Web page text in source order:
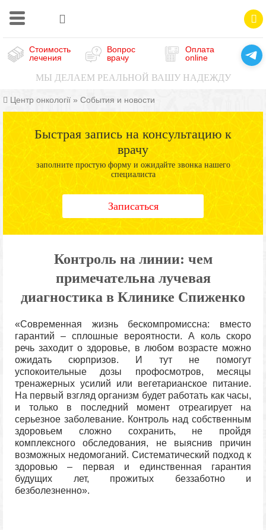
Стоимость
лечения
Вопрос
врачу
Оплата
online
МЫ ДЕЛАЕМ РЕАЛЬНОЙ ВАШУ НАДЕЖДУ
Центр онкології » События и новости
Быстрая запись на консультацию к
врачу
заполните простую форму и ожидайте звонка нашего
специалиста
Записаться
Контроль на линии: чем
примечательна лучевая
диагностика в Клинике Спиженко
«Современная жизнь бескомпромиссна: вместо
гарантий – сплошные вероятности. А коль скоро
речь заходит о здоровье, в любом возрасте можно
ожидать сюрпризов. И тут не помогут
успокоительные дозы профосмотров, месяцы
тренажерных усилий или вегетарианское питание.
На первый взгляд организм будет работать как часы,
и только в последний момент отреагирует на
серьезное заболевание. Контроль над собственным
здоровьем сложно сохранить, не пройдя
комплексного обследования, не выяснив причин
возможных недомоганий. Систематический подход к
здоровью – первая и единственная гарантия
будущих лет, прожитых беззаботно и
безболезненно».